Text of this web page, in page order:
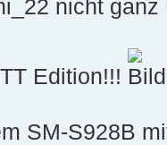
nicht ganz
Edition!!!
SM-S928B